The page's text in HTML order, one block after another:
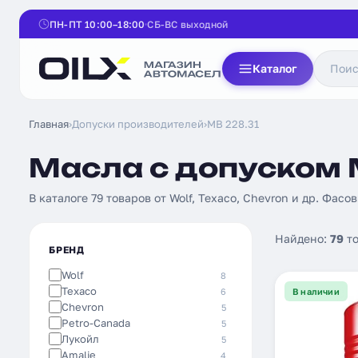
ПН-ПТ 10:00–18:00 СБ-ВС выходной
Каталог
Главная›Допуски производителей›MB 228.31
Масла с допуском
В каталоге 79 товаров от Wolf, Texaco, Chevron и др.
БРЕНД
Wolf 8
Texaco 6
Chevron 5
Petro-Canada 5
Лукойл 5
Amalie 4
Найдено: 79
В наличии